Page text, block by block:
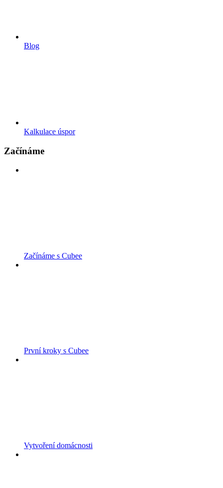
Blog
Kalkulace úspor
Začínáme
Začínáme s Cubee
První kroky s Cubee
Vytvoření domácnosti